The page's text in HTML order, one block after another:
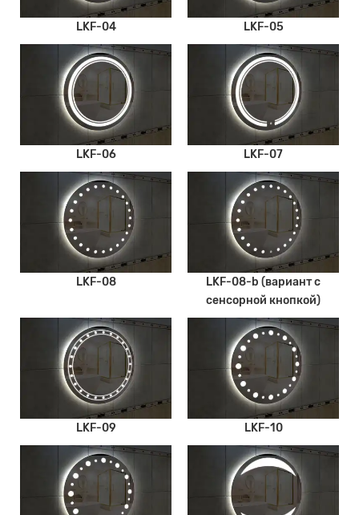
LKF-04 LKF-05
LKF-06 LKF-07
LKF-08
LKF-08-b (вариант с
сенсорной кнопкой)
LKF-09 LKF-10